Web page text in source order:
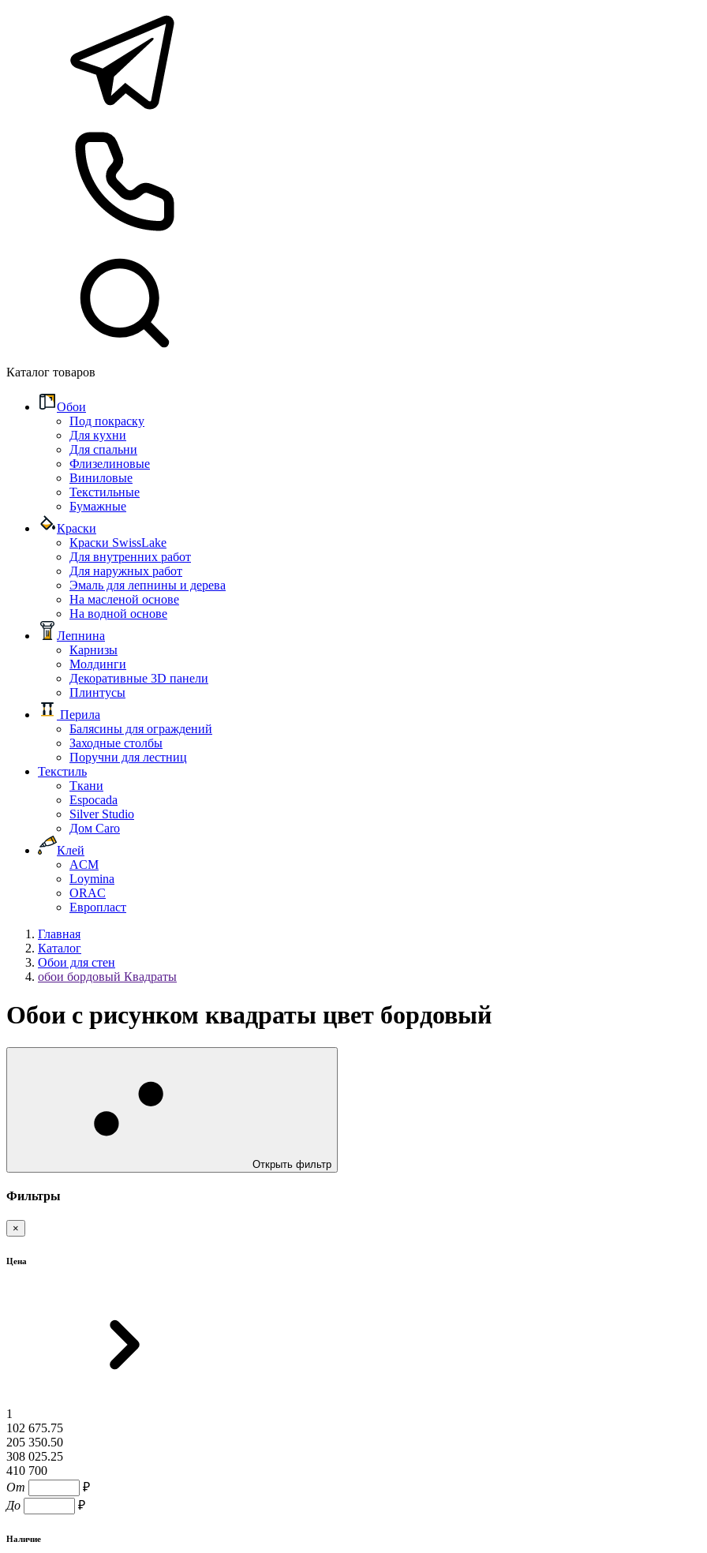
Каталог товаров
Обои
Под покраску
Для кухни
Для спальни
Флизелиновые
Виниловые
Текстильные
Бумажные
Краски
Краски SwissLake
Для внутренних работ
Для наружных работ
Эмаль для лепнины и дерева
На масленой основе
На водной основе
Лепнина
Карнизы
Молдинги
Декоративные 3D панели
Плинтусы
Перила
Балясины для ограждений
Заходные столбы
Поручни для лестниц
Текстиль
Ткани
Espocada
Silver Studio
Дом Caro
Клей
ACM
Loymina
ORAC
Европласт
Главная
Каталог
Обои для стен
обои бордовый Квадраты
Обои с рисунком квадраты цвет бордовый
Открыть фильтр
Фильтры
×
Цена
1
102 675.75
205 350.50
308 025.25
410 700
От
₽
До
₽
Наличие